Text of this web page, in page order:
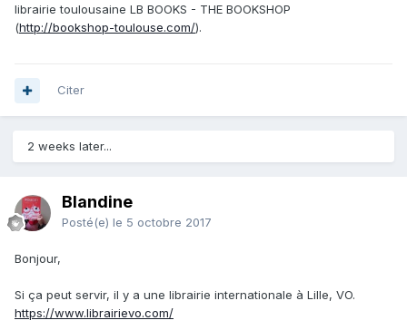
librairie toulousaine LB BOOKS - THE BOOKSHOP
(http://bookshop-toulouse.com/).
Citer
2 weeks later...
Blandine
Posté(e) le 5 octobre 2017
Bonjour,
Si ça peut servir, il y a une librairie internationale à Lille, VO.
https://www.librairievo.com/